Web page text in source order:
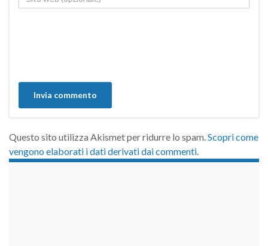
Questo sito utilizza Akismet per ridurre lo spam.Scopri come
vengono elaborati i dati derivati dai commenti.